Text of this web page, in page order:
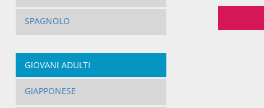
SPAGNOLO
GIOVANI ADULTI
GIAPPONESE